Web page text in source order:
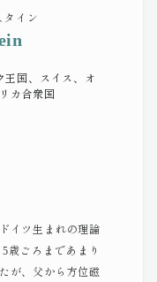
タイン
王国、スイス、オ
カ合衆国
イツ生まれの理論
歳ごろまであまり
が、父から方位磁